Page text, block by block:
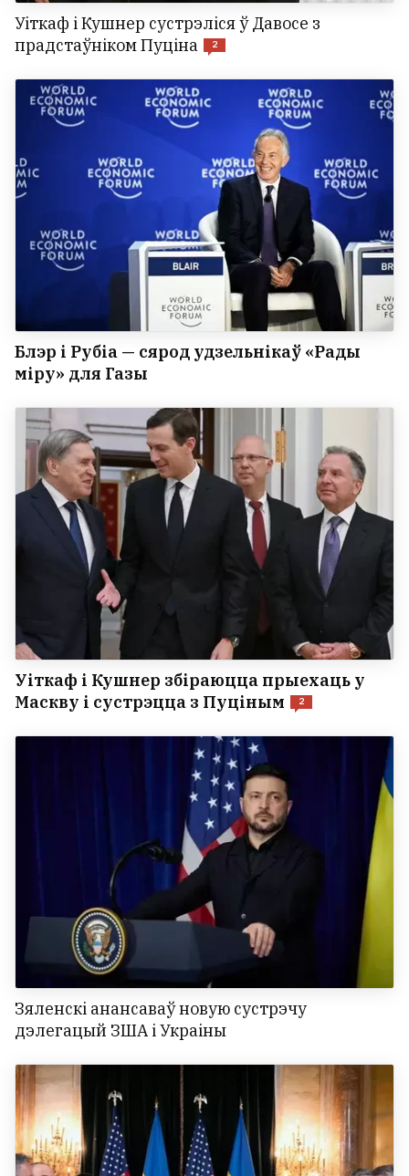
Уіткаф і Кушнер сустрэліся ў Давосе з
прадстаўніком Пуціна
2
Блэр і Рубіа — сярод удзельнікаў «Рады
міру» для Газы
Уіткаф і Кушнер збіраюцца прыехаць у
Маскву і сустрэцца з Пуціным
2
Зяленскі анансаваў новую сустрэчу
дэлегацый ЗША і Украіны